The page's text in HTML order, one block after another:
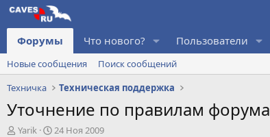
Форумы Что нового? Пользователи
Новые сообщения
Поиск сообщений
Техничка
Техническая поддержка
Уточнение по правилам форума
А
Yarik
Д
24 Ноя 2009